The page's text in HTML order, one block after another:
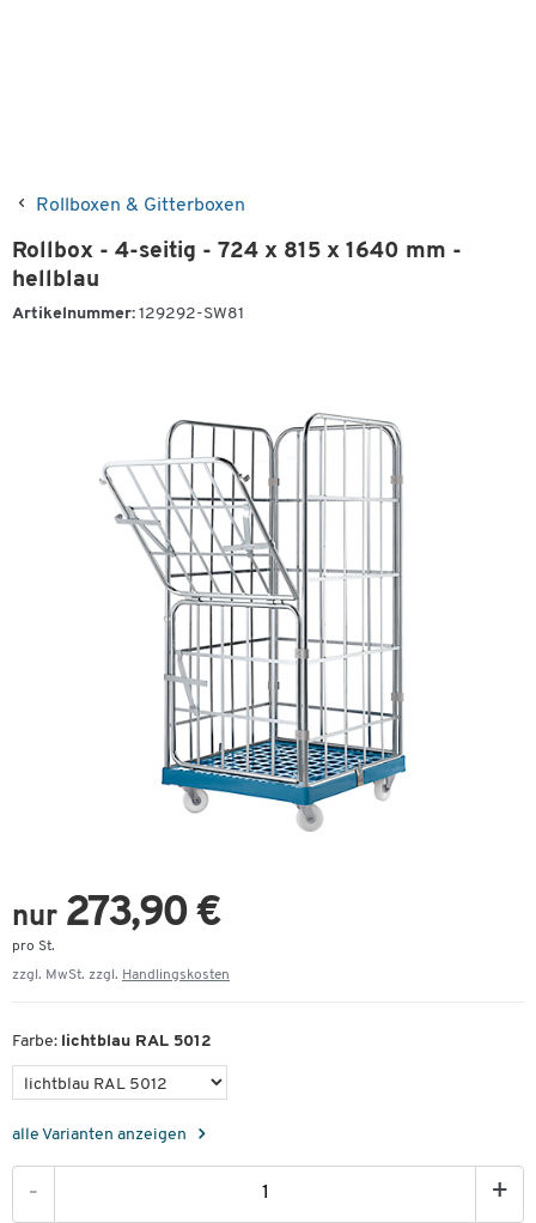
Rollboxen & Gitterboxen
Rollbox - 4-seitig - 724 x 815 x 1640 mm -
hellblau
Artikelnummer: 129292-SW81
nur 273,90 €
pro St.
zzgl. MwSt. zzgl. Handlingskosten
Farbe: lichtblau RAL 5012
alle Varianten anzeigen
- +